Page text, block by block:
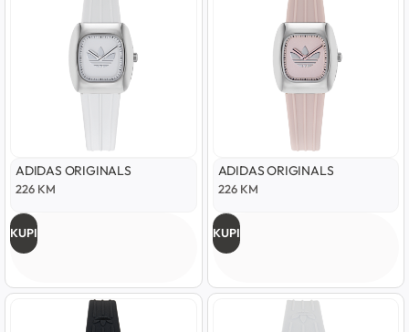
ADIDAS ORIGINALS
226 KM
KUPI
ADIDAS ORIGINALS
226 KM
KUPI